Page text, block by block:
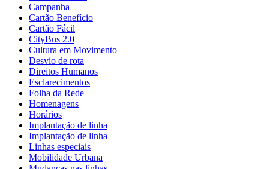
Campanha
Cartão Benefício
Cartão Fácil
CityBus 2.0
Cultura em Movimento
Desvio de rota
Direitos Humanos
Esclarecimentos
Folha da Rede
Homenagens
Horários
Implantação de linha
Implantação de linha
Linhas especiais
Mobilidade Urbana